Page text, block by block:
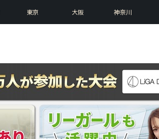
東京 大阪 神奈川